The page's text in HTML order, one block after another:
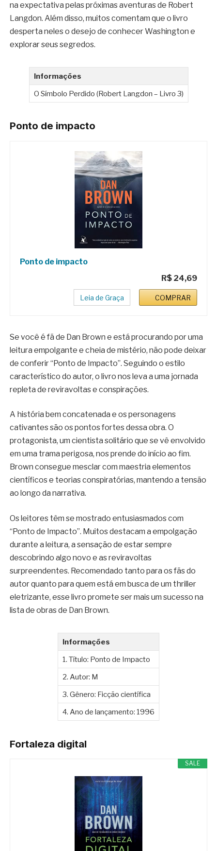
na expectativa pelas próximas aventuras de Robert
Langdon. Além disso, muitos comentam que o livro
desperta neles o desejo de conhecer Washington e
explorar seus segredos.
Informações
O Símbolo Perdido (Robert Langdon – Livro 3)
Ponto de impacto
Ponto de impacto
R$ 24,69
Leia de Graça COMPRAR
Se você é fã de Dan Brown e está procurando por uma
leitura empolgante e cheia de mistério, não pode deixar
de conferir “Ponto de Impacto”. Seguindo o estilo
característico do autor, o livro nos leva a uma jornada
repleta de reviravoltas e conspirações.
A história bem concatenada e os personagens
cativantes são os pontos fortes dessa obra. O
protagonista, um cientista solitário que se vê envolvido
em uma trama perigosa, nos prende do início ao fim.
Brown consegue mesclar com maestria elementos
científicos e teorias conspiratórias, mantendo a tensão
ao longo da narrativa.
Os leitores têm se mostrado entusiasmados com
“Ponto de Impacto”. Muitos destacam a empolgação
durante a leitura, a sensação de estar sempre
descobrindo algo novo e as reviravoltas
surpreendentes. Recomendado tanto para os fãs do
autor quanto para quem está em busca de um thriller
eletrizante, esse livro promete ser mais um sucesso na
lista de obras de Dan Brown.
Informações
1. Título: Ponto de Impacto
2. Autor: M
3. Gênero: Ficção científica
4. Ano de lançamento: 1996
Fortaleza digital
SALE